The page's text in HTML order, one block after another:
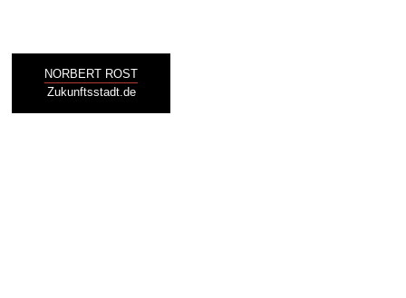
NORBERT ROST
Zukunftsstadt.de